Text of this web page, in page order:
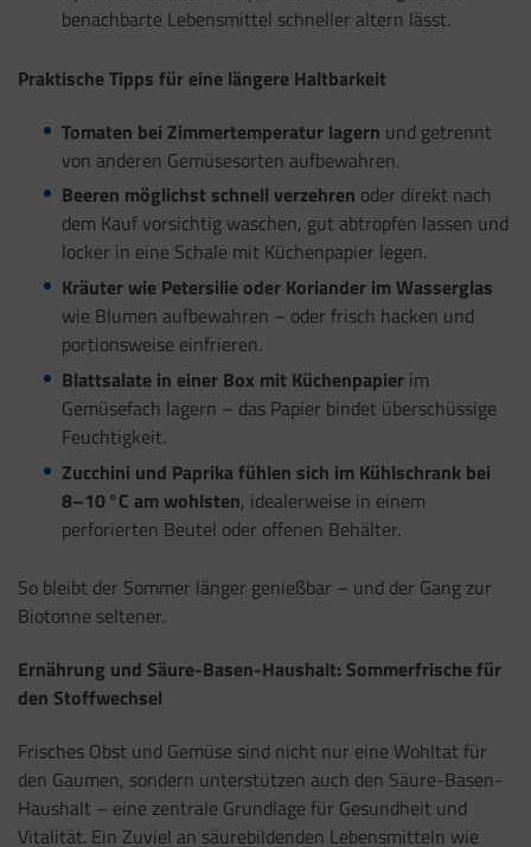
benachbarte Lebensmittel schneller altern lässt.
Praktische Tipps für eine längere Haltbarkeit
Tomaten bei Zimmertemperatur lagern und getrennt
von anderen Gemüsesorten aufbewahren.
Beeren möglichst schnell verzehren oder direkt nach
dem Kauf vorsichtig waschen, gut abtropfen lassen und
locker in eine Schale mit Küchenpapier legen.
Kräuter wie Petersilie oder Koriander im Wasserglas
wie Blumen aufbewahren – oder frisch hacken und
portionsweise einfrieren.
Blattsalate in einer Box mit Küchenpapierim
Gemüsefach lagern – das Papier bindet überschüssige
Feuchtigkeit.
Zucchini und Paprika fühlen sich im Kühlschrank bei
8–10 °C am wohlsten, idealerweise in einem
perforierten Beutel oder offenen Behälter.
So bleibt der Sommer länger genießbar – und der Gang zur
Biotonne seltener.
Ernährung und Säure-Basen-Haushalt: Sommerfrische für
den Stoffwechsel
Frisches Obst und Gemüse sind nicht nur eine Wohltat für
den Gaumen, sondern unterstützen auch den Säure-Basen-
Haushalt – eine zentrale Grundlage für Gesundheit und
Vitalität. Ein Zuviel an säurebildenden Lebensmitteln wie